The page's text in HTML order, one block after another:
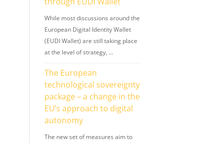
While most discussions around the
European Digital Identity Wallet
(EUDI Wallet) are still taking place
at the level of strategy, …
The European
technological sovereignty
package – a change in the
EU’s approach to digital
autonomy
The new set of measures aim to